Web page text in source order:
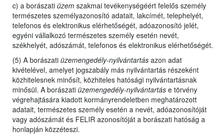
c) a borászati üzem szakmai tevékenységéért felelős személy
természetes személyazonosító adatait, lakcímét, telephelyét,
telefonos és elektronikus elérhetőségét, adóazonosító jelét,
egyéni vállalkozó természetes személy esetén nevét,
székhelyét, adószámát, telefonos és elektronikus elérhetőségét.
(5) A borászati üzemengedély-nyilvántartás azon adat
kivételével, amelyet jogszabály más nyilvántartás részeként
közhitelesnek minősít, közhiteles hatósági nyilvántartásnak
minősül. A borászati üzemengedély-nyilvántartás e törvény
végrehajtására kiadott kormányrendeletben meghatározott
adatait, természetes személy esetén a nevét, adóazonosítóját
vagy adószámát és FELIR azonosítóját a borászati hatóság a
honlapján közzéteszi.